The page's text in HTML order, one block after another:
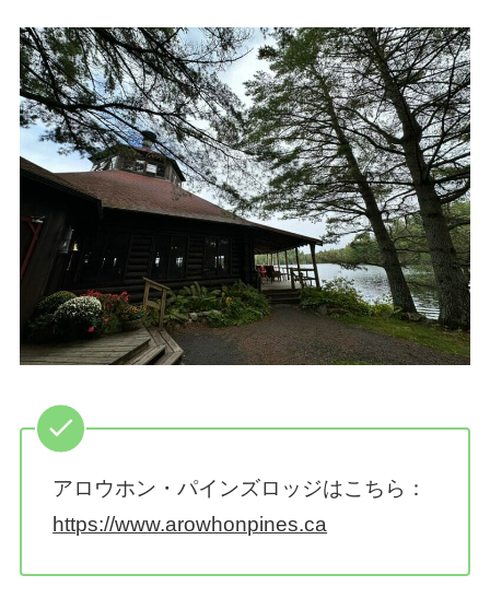
アロウホン・パインズロッジはこちら：
https://www.arowhonpines.ca